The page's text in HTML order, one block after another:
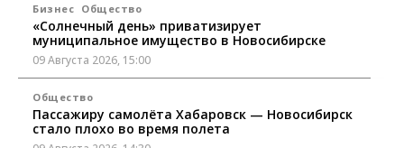
Бизнес Общество
«Солнечный день» приватизирует
муниципальное имущество в Новосибирске
09 Августа 2026, 15:00
Общество
Пассажиру самолёта Хабаровск — Новосибирск
стало плохо во время полета